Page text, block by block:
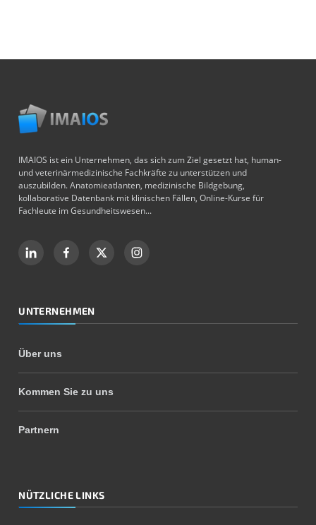
IMAIOS ist ein Unternehmen, das sich zum Ziel gesetzt hat, human-
und veterinärmedizinische Fachkräfte zu unterstützen und
auszubilden. Anatomieatlanten, medizinische Bildgebung,
kollaborative Datenbank mit klinischen Fällen, Online-Kurse für
Fachleute im Gesundheitswesen...
UNTERNEHMEN
Über uns
Kommen Sie zu uns
Partnern
NÜTZLICHE LINKS